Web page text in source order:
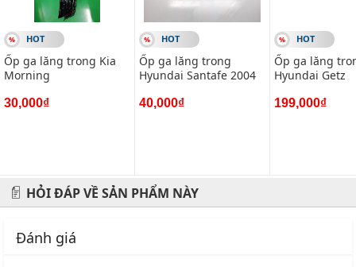
HOT
Ốp ga lăng trong Kia
Morning
30,000₫
HOT
Ốp ga lăng trong
Hyundai Santafe 2004
40,000₫
HOT
Ốp ga lăng
Hyundai Getz
199,000₫
HỎI ĐÁP VỀ SẢN PHẨM NÀY
Đánh giá